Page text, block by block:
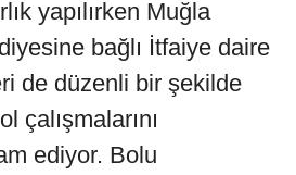
yapılırken Muğla
bağlı İtfaiye daire
de düzenli bir şekilde
çalışmalarını
ediyor. Bolu